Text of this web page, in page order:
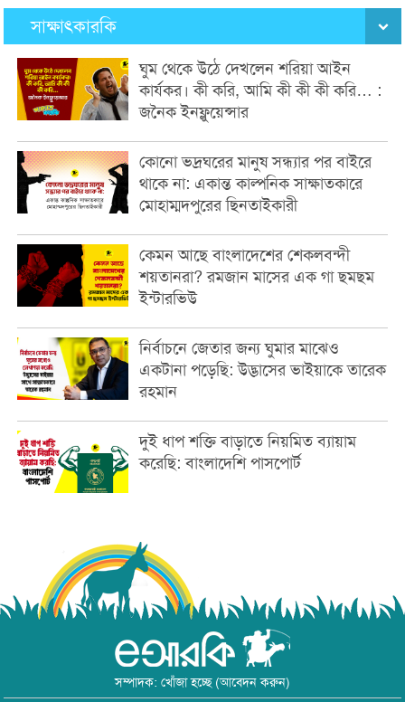
সাক্ষাৎকারকি
ঘুম থেকে উঠে দেখলেন শরিয়া আইন
কার্যকর। কী করি, আমি কী কী কী করি… :
জনৈক ইনফ্লুয়েন্সার
কোনো ভদ্রঘরের মানুষ সন্ধ্যার পর বাইরে
থাকে না: একান্ত কাল্পনিক সাক্ষাতকারে
মোহাম্মদপুরের ছিনতাইকারী
কেমন আছে বাংলাদেশের শেকলবন্দী
শয়তানরা? রমজান মাসের এক গা ছমছম
ইন্টারভিউ
নির্বাচনে জেতার জন্য ঘুমার মাঝেও
একটানা পড়েছি: উদ্ভাসের ভাইয়াকে তারেক
রহমান
দুই ধাপ শক্তি বাড়াতে নিয়মিত ব্যায়াম
করেছি: বাংলাদেশি পাসপোর্ট
সম্পাদক: খোঁজা হচ্ছে (আবেদন করুন)